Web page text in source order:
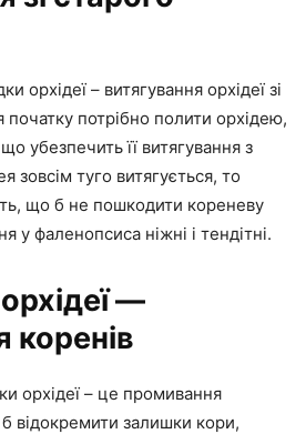
орхідеї – витягування орхідеї зі
потрібно полити орхідею,
убезпечить її витягування з
зовсім туго витягується, то
що б не пошкодити кореневу
у фаленопсиса ніжні і тендітні.
—
коренів
орхідеї – це промивання
відокремити залишки кори,